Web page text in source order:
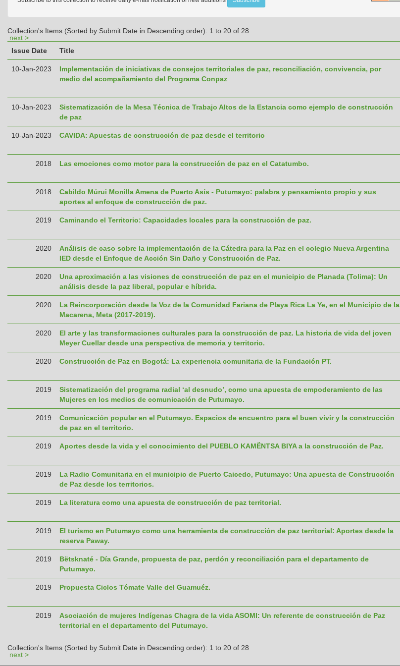
Collection's Items (Sorted by Submit Date in Descending order): 1 to 20 of 28
next >
Issue Date
Title
10-Jan-2023
Implementación de iniciativas de consejos territoriales de paz, reconciliación, convivencia, por
medio del acompañamiento del Programa Conpaz
10-Jan-2023
Sistematización de la Mesa Técnica de Trabajo Altos de la Estancia como ejemplo de construcción
de paz
10-Jan-2023 CAVIDA: Apuestas de construcción de paz desde el territorio
2018 Las emociones como motor para la construcción de paz en el Catatumbo.
2018
Cabildo Múrui Monilla Amena de Puerto Asís - Putumayo: palabra y pensamiento propio y sus
aportes al enfoque de construcción de paz.
2019 Caminando el Territorio: Capacidades locales para la construcción de paz.
2020
Análisis de caso sobre la implementación de la Cátedra para la Paz en el colegio Nueva Argentina
IED desde el Enfoque de Acción Sin Daño y Construcción de Paz.
2020
Una aproximación a las visiones de construcción de paz en el municipio de Planada (Tolima): Un
análisis desde la paz liberal, popular e híbrida.
2020
La Reincorporación desde la Voz de la Comunidad Fariana de Playa Rica La Ye, en el Municipio de la
Macarena, Meta (2017-2019).
2020
El arte y las transformaciones culturales para la construcción de paz. La historia de vida del joven
Meyer Cuellar desde una perspectiva de memoria y territorio.
2020 Construcción de Paz en Bogotá: La experiencia comunitaria de la Fundación PT.
2019
Sistematización del programa radial ‘al desnudo’, como una apuesta de empoderamiento de las
Mujeres en los medios de comunicación de Putumayo.
2019
Comunicación popular en el Putumayo. Espacios de encuentro para el buen vivir y la construcción
de paz en el territorio.
2019 Aportes desde la vida y el conocimiento del PUEBLO KAMËNTSA BIYA a la construcción de Paz.
2019
La Radio Comunitaria en el municipio de Puerto Caicedo, Putumayo: Una apuesta de Construcción
de Paz desde los territorios.
2019 La literatura como una apuesta de construcción de paz territorial.
2019
El turismo en Putumayo como una herramienta de construcción de paz territorial: Aportes desde la
reserva Paway.
2019
Bëtsknaté - Día Grande, propuesta de paz, perdón y reconciliación para el departamento de
Putumayo.
2019 Propuesta Ciclos Tómate Valle del Guamuéz.
2019
Asociación de mujeres Indígenas Chagra de la vida ASOMI: Un referente de construcción de Paz
territorial en el departamento del Putumayo.
Collection's Items (Sorted by Submit Date in Descending order): 1 to 20 of 28
next >